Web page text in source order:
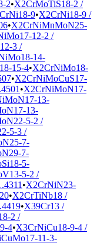
2•X2CrMoTiS18-2 /
9•X2CrNi18-9 /
•X2CrNiMnMoN25-
12-2 /
3 /
14-
15-4•X2CrNiMo18-
•X2CrNiMoCuS17-
•X2CrNiMoN17-
13-
13-
5-2 /
5-3 /
7-
7-
5-
5-2 /
•X2CrNiN23-
•X2CrTiNb18 /
•X39Cr13 /
2 /
4•X3CrNiCu18-9-4 /
11-3-